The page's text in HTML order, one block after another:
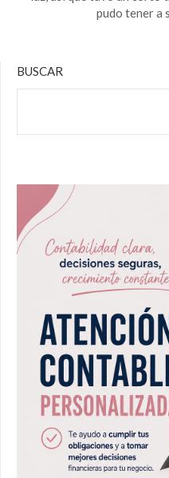
pudo tener a
BUSCAR